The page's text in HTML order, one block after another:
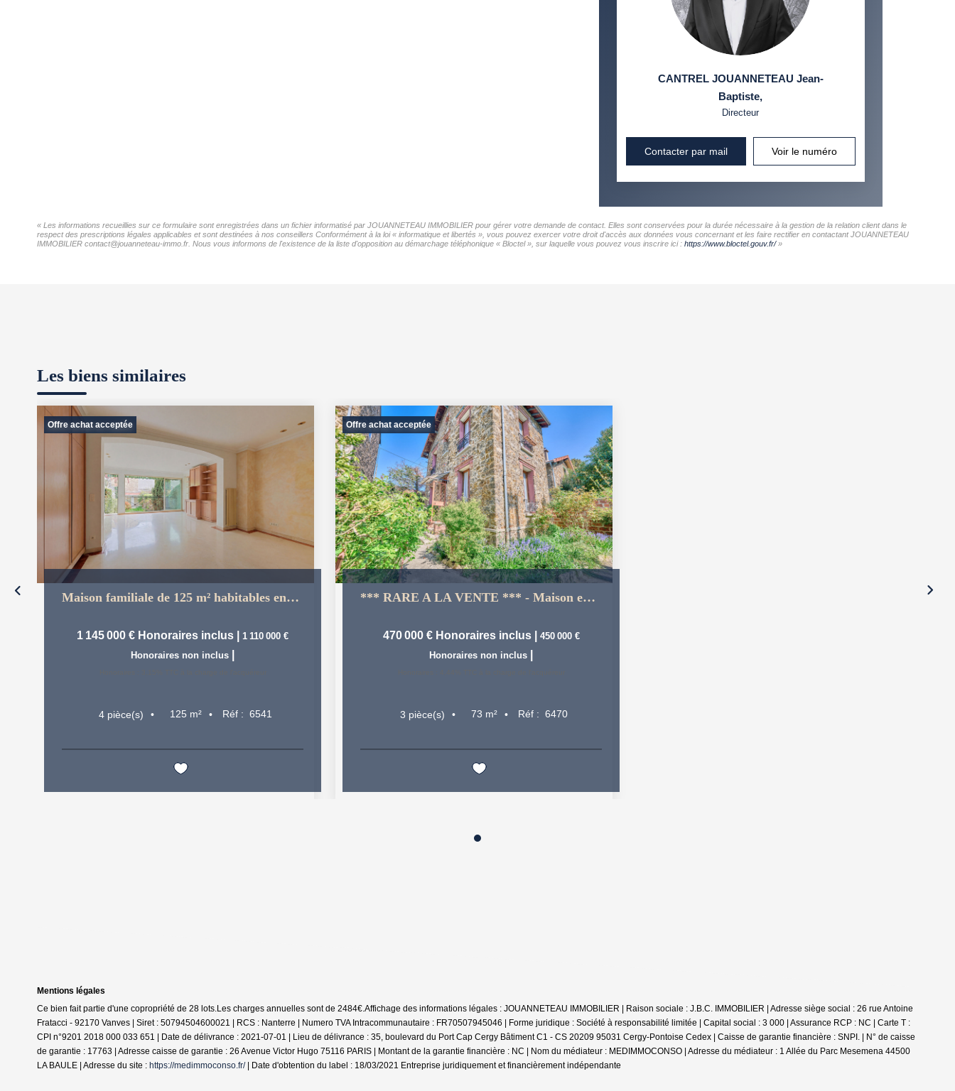
CANTREL JOUANNETEAU Jean-
Baptiste,
Directeur
Contacter par mail Voir le numéro
« Les informations recueillies sur ce formulaire sont enregistrées dans un fichier informatisé par JOUANNETEAU IMMOBILIER pour gérer votre demande de contact. Elles sont conservées pour la durée nécessaire à la gestion de la relation client dans le
respect des prescriptions légales applicables et sont destinées à nos conseillers Conformément à la loi « informatique et libertés », vous pouvez exercer votre droit d'accès aux données vous concernant et les faire rectifier en contactant JOUANNETEAU
IMMOBILIER contact@jouanneteau-immo.fr. Nous vous informons de l'existence de la liste d'opposition au démarchage téléphonique « Bloctel », sur laquelle vous pouvez vous inscrire ici : https://www.bloctel.gouv.fr/»
Les biens similaires
Offre achat acceptée
Maison familiale de 125 m² habitables env. avec nombreuses...
1 145 000 € Honoraires inclus
1 110 000 €
Honoraires non inclus
4 pièce(s) 125 m² Réf : 6541
Offre achat acceptée
*** RARE A LA VENTE *** - Maison en pierre de Meulière 49...
470 000 € Honoraires inclus
450 000 €
Honoraires non inclus
3 pièce(s) 73 m² Réf : 6470
Mentions légales
Ce bien fait partie d'une copropriété de 28 lots.Les charges annuelles sont de 2484€.Affichage des informations légales : JOUANNETEAU IMMOBILIER | Raison sociale : J.B.C. IMMOBILIER | Adresse siège social : 26 rue Antoine
Fratacci - 92170 Vanves | Siret : 50794504600021 | RCS : Nanterre | Numero TVA Intracommunautaire : FR70507945046 | Forme juridique : Société à responsabilité limitée | Capital social : 3 000 | Assurance RCP : NC | Carte T :
CPI n°9201 2018 000 033 651 | Date de délivrance : 2021-07-01 | Lieu de délivrance : 35, boulevard du Port Cap Cergy Bâtiment C1 - CS 20209 95031 Cergy-Pontoise Cedex | Caisse de garantie financière : SNPI. | N° de caisse
de garantie : 17763 | Adresse caisse de garantie : 26 Avenue Victor Hugo 75116 PARIS | Montant de la garantie financière : NC | Nom du médiateur : MEDIMMOCONSO | Adresse du médiateur : 1 Allée du Parc Mesemena 44500
LA BAULE | Adresse du site : https://medimmoconso.fr/| Date d'obtention du label : 18/03/2021 Entreprise juridiquement et financièrement indépendante